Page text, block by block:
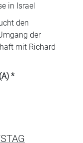
in Israel
den
der
mit Richard
*